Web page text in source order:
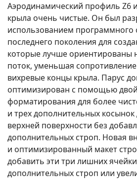
Аэродинамический профиль Z6
крыла очень чистые. Он был
использованием программного
последнего поколения для
которые лучше ориентированы
поток, уменьшая
вихревые концы крыла. Парус
оптимизирован с помощью
форматирования для более
и трех дополнительных
верхней поверхности без
дополнительных строп. Новая
и оптимизированный макет
добавить эти три лишних
дополнительных строп или